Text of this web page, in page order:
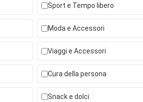
Sport e Tempo libero
Moda e Accessori
Viaggi e Accessori
Cura della persona
Snack e dolci